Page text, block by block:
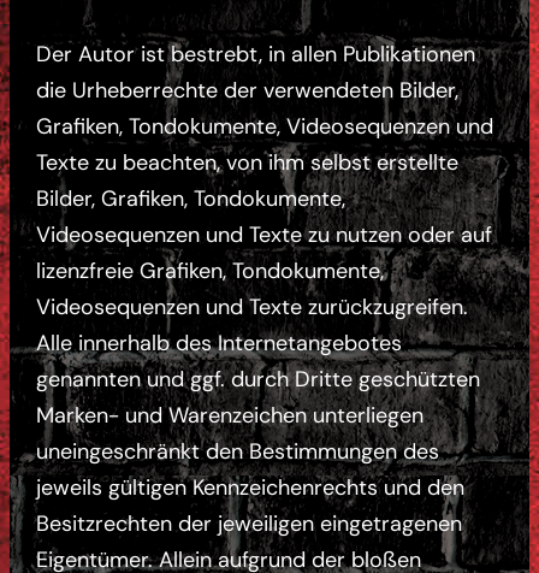
Der Autor ist bestrebt, in allen Publikationen
die Urheberrechte der verwendeten Bilder,
Grafiken, Tondokumente, Videosequenzen und
Texte zu beachten, von ihm selbst erstellte
Bilder, Grafiken, Tondokumente,
Videosequenzen und Texte zu nutzen oder auf
lizenzfreie Grafiken, Tondokumente,
Videosequenzen und Texte zurückzugreifen.
Alle innerhalb des Internetangebotes
genannten und ggf. durch Dritte geschützten
Marken- und Warenzeichen unterliegen
uneingeschränkt den Bestimmungen des
jeweils gültigen Kennzeichenrechts und den
Besitzrechten der jeweiligen eingetragenen
Eigentümer. Allein aufgrund der bloßen